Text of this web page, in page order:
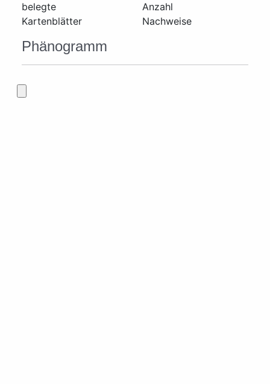
belegte
Kartenblätter
Anzahl
Nachweise
Phänogramm